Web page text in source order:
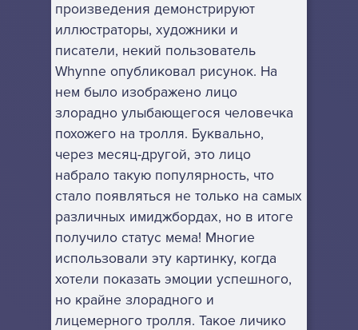
произведения демонстрируют
иллюстраторы, художники и
писатели, некий пользователь
Whynne опубликовал рисунок. На
нем было изображено лицо
злорадно улыбающегося человечка
похожего на тролля. Буквально,
через месяц-другой, это лицо
набрало такую популярность, что
стало появляться не только на самых
различных имиджбордах, но в итоге
получило статус мема! Многие
использовали эту картинку, когда
хотели показать эмоции успешного,
но крайне злорадного и
лицемерного тролля. Такое личико